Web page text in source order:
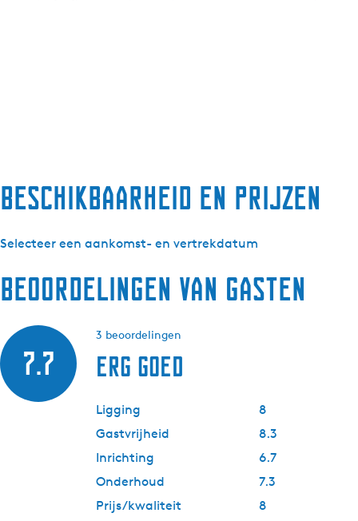
Beschikbaarheid en prijzen
Selecteer een aankomst- en vertrekdatum
Beoordelingen van gasten
7.7
3 beoordelingen
Erg goed
Ligging
8
Gastvrijheid
8.3
Inrichting
6.7
Onderhoud
7.3
Prijs/kwaliteit
8